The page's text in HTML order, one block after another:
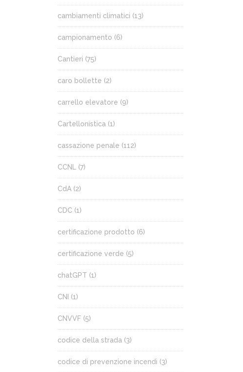
cambiamenti climatici (13)
campionamento (6)
Cantieri (75)
caro bollette (2)
carrello elevatore (9)
Cartellonistica (1)
cassazione penale (112)
CCNL (7)
CdA (2)
CDC (1)
certificazione prodotto (6)
certificazione verde (5)
chatGPT (1)
CNI (1)
CNVVF (5)
codice della strada (3)
codice di prevenzione incendi (3)